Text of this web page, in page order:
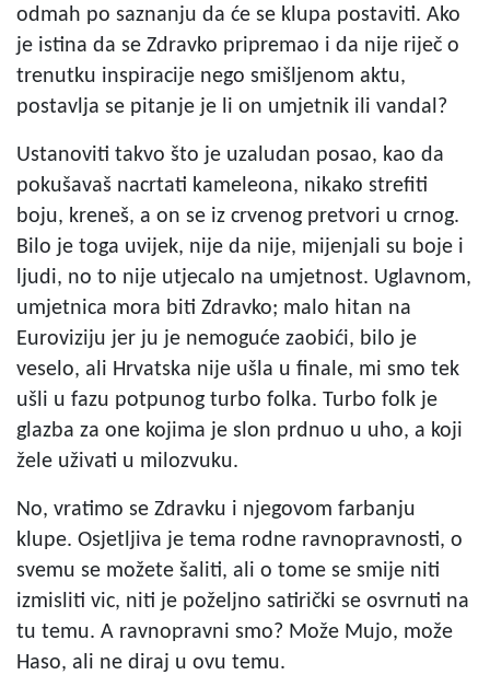
odmah po saznanju da će se klupa postaviti. Ako
je istina da se Zdravko pripremao i da nije riječ o
trenutku inspiracije nego smišljenom aktu,
postavlja se pitanje je li on umjetnik ili vandal?
Ustanoviti takvo što je uzaludan posao, kao da
pokušavaš nacrtati kameleona, nikako strefiti
boju, kreneš, a on se iz crvenog pretvori u crnog.
Bilo je toga uvijek, nije da nije, mijenjali su boje i
ljudi, no to nije utjecalo na umjetnost. Uglavnom,
umjetnica mora biti Zdravko; malo hitan na
Euroviziju jer ju je nemoguće zaobići, bilo je
veselo, ali Hrvatska nije ušla u finale, mi smo tek
ušli u fazu potpunog turbo folka. Turbo folk je
glazba za one kojima je slon prdnuo u uho, a koji
žele uživati u milozvuku.
No, vratimo se Zdravku i njegovom farbanju
klupe. Osjetljiva je tema rodne ravnopravnosti, o
svemu se možete šaliti, ali o tome se smije niti
izmisliti vic, niti je poželjno satirički se osvrnuti na
tu temu. A ravnopravni smo? Može Mujo, može
Haso, ali ne diraj u ovu temu.